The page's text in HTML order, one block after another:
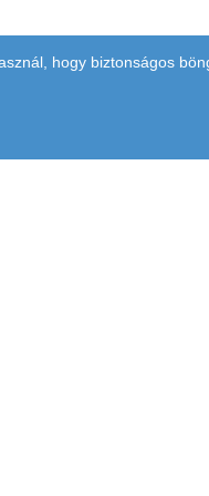
hogy biztonságos